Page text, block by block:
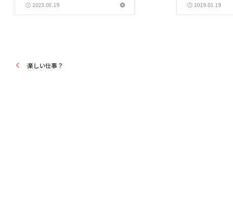
がなされています。 企...
2023.05.19
す。 少し大きくな
2019.01.19
楽しい仕事？